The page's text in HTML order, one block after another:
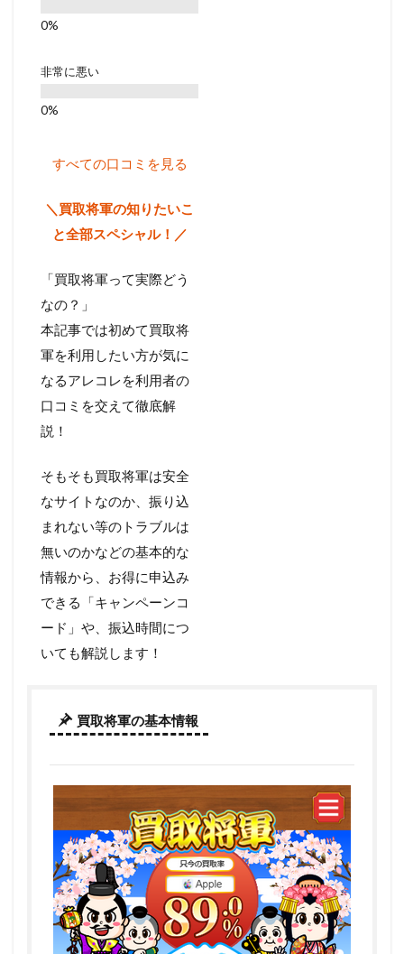
非常に悪い
すべての口コミを見る
＼買取将軍の知りたいこ
と全部スペシャル！／
「買取将軍って実際どう
なの？」
本記事では初めて買取将
軍を利用したい方が気に
なるアレコレを利用者の
口コミを交えて徹底解
説！
そもそも買取将軍は安全
なサイトなのか、振り込
まれない等のトラブルは
無いのかなどの基本的な
情報から、お得に申込み
できる「キャンペーンコ
ード」や、振込時間につ
いても解説します！
買取将軍の基本情報